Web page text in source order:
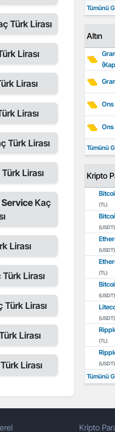
Türk Lirası
Lirası
Lirası
Lirası
Türk Lirası
Lirası
Kaç
Lirası
Türk Lirası
Türk Lirası
Lirası
Lirası
Tümünü
Altın
Ons
Ons
Tümünü
Kripto
(TL)
(USDT)
(USDT)
(TL)
(USDT)
(USDT)
(TL)
(USDT)
Tümünü
Kripto